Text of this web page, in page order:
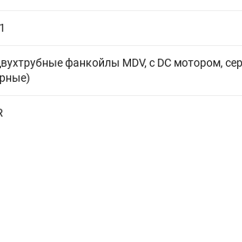
фанкойлы MDV, с DC мотором,